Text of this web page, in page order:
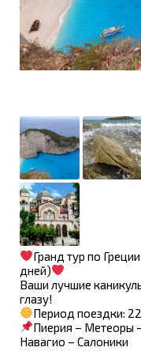
Гранд тур по
дней)
Ваши лучшие
глазу!
Период поездки:
Пиерия – Метеоры
Навагио – Салоники